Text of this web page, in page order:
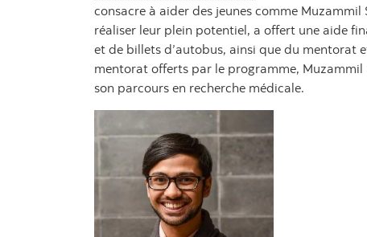
consacre à aider des jeunes comme
réaliser leur plein potentiel, a offert une aide
et de billets d’autobus, ainsi que du mentorat
mentorat offerts par le programme, Muzammil
son parcours en recherche médicale.